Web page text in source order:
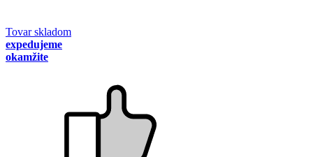
Tovar skladom
expedujeme
okamžite